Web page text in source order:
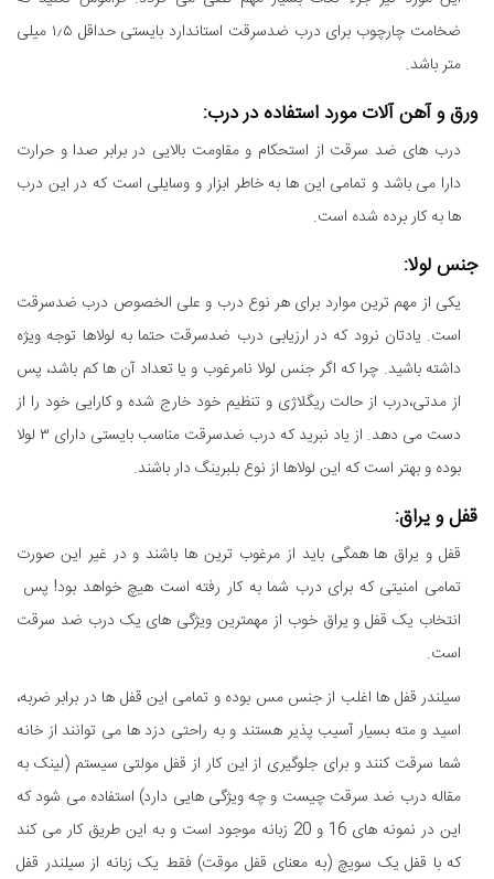
ضخامت چارچوب برای درب ضدسرقت استاندارد بایستی حداقل ۱٫۵ میلی
متر باشد.
ورق و آهن آلات مورد استفاده در درب:
درب های ضد سرقت از استحکام و مقاومت بالایی در برابر صدا و حرارت
دارا می باشد و تمامی این ها به خاطر ابزار و وسایلی است که در این درب
ها به کار برده شده است.
جنس لولا:
یکی از مهم ترین موارد برای هر نوع درب و علی الخصوص درب ضدسرقت
است. یادتان نرود که در ارزیابی درب ضدسرقت حتما به لولاها توجه ویژه
داشته باشید. چرا که اگر جنس لولا نامرغوب و یا تعداد آن ها کم باشد، پس
از مدتی،درب از حالت ریگلاژی و تنظیم خود خارج شده و کارایی خود را از
دست می دهد. از یاد نبرید که درب ضدسرقت مناسب بایستی دارای ۳ لولا
بوده و بهتر است که این لولاها از نوع بلبرینگ دار باشند.
قفل و یراق:
قفل و یراق ها همگی باید از مرغوب ترین ها باشند و در غیر این صورت
تمامی امنیتی که برای درب شما به کار رفته است هیچ خواهد بود! پس
انتخاب یک قفل و یراق خوب از مهمترین ویژگی های یک درب ضد سرقت
است.
سیلندر قفل ها اغلب از جنس مس بوده و تمامی این قفل ها در برابر ضربه،
اسید و مته بسیار آسیب پذیر هستند و به راحتی دزد ها می توانند از خانه
شما سرقت کنند و برای جلوگیری از این کار از قفل مولتی سیستم (لینک به
مقاله درب ضد سرقت چیست و چه ویژگی هایی دارد) استفاده می شود که
این در نمونه های 16 و 20 زبانه موجود است و به این طریق کار می کند
که با قفل یک سویچ (به معنای قفل موقت) فقط یک زبانه از سیلندر قفل